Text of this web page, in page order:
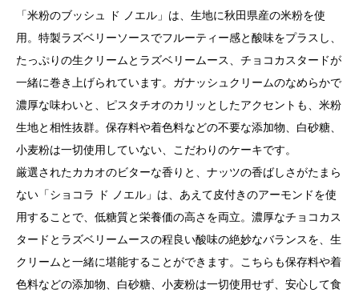
「米粉のブッシュ ド ノエル」は、生地に秋田県産の米粉を使
用。特製ラズベリーソースでフルーティー感と酸味をプラスし、
たっぷりの生クリームとラズベリームース、チョコカスタードが
一緒に巻き上げられています。ガナッシュクリームのなめらかで
濃厚な味わいと、ピスタチオのカリッとしたアクセントも、米粉
生地と相性抜群。保存料や着色料などの不要な添加物、白砂糖、
小麦粉は一切使用していない、こだわりのケーキです。
厳選されたカカオのビターな香りと、ナッツの香ばしさがたまら
ない「ショコラ ド ノエル」は、あえて皮付きのアーモンドを使
用することで、低糖質と栄養価の高さを両立。濃厚なチョコカス
タードとラズベリームースの程良い酸味の絶妙なバランスを、生
クリームと一緒に堪能することができます。こちらも保存料や着
色料などの添加物、白砂糖、小麦粉は一切使用せず、安心して食